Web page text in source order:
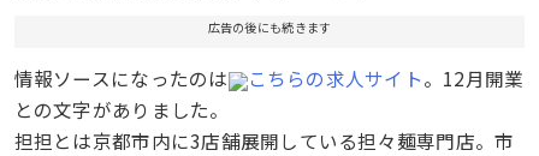
広告の後にも続きます
情報ソースになったのは こちらの求人サイト。12月開業
との文字がありました。
担担とは京都市内に3店舗展開している担々麺専門店。市